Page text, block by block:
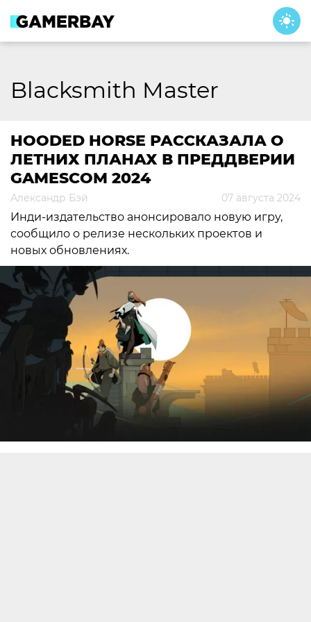
content
Blacksmith Master
HOODED HORSE РАССКАЗАЛА О
ЛЕТНИХ ПЛАНАХ В ПРЕДДВЕРИИ
GAMESCOM 2024
Александр Бэй 07 августа 2024
Инди-издательство анонсировало новую игру,
сообщило о релизе нескольких проектов и
новых обновлениях.